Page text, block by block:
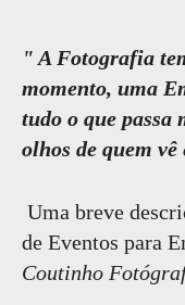
" A Fotografia
momento, uma
tudo o que passa
olhos de quem
Uma breve
de Eventos para
Coutinho